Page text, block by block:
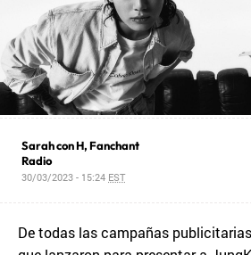
Sarah con H, Fanchant
Radio
30/03/2023 - 15:24 EST
De todas las campañas